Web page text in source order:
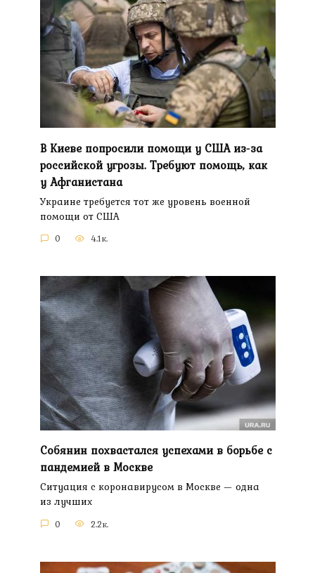
В Киеве попросили помощи у США из-за
российской угрозы. Требуют помощь, как
у Афганистана
Украине требуется тот же уровень военной
помощи от США
0 4.1к.
Собянин похвастался успехами в борьбе с
пандемией в Москве
Ситуация с коронавирусом в Москве — одна
из лучших
0 2.2к.